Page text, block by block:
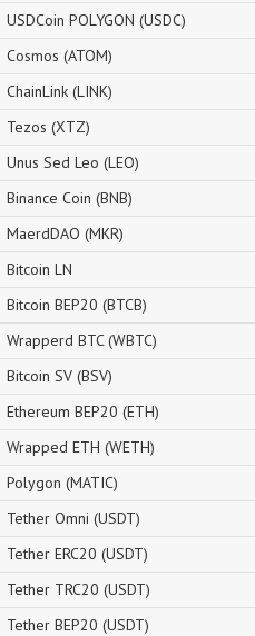
USDCoin POLYGON (USDC)
Cosmos (ATOM)
ChainLink (LINK)
Tezos (XTZ)
Unus Sed Leo (LEO)
Binance Coin (BNB)
MaerdDAO (MKR)
Bitcoin LN
Bitcoin BEP20 (BTCB)
Wrapperd BTC (WBTC)
Bitcoin SV (BSV)
Ethereum BEP20 (ETH)
Wrapped ETH (WETH)
Polygon (MATIC)
Tether Omni (USDT)
Tether ERC20 (USDT)
Tether TRC20 (USDT)
Tether BEP20 (USDT)